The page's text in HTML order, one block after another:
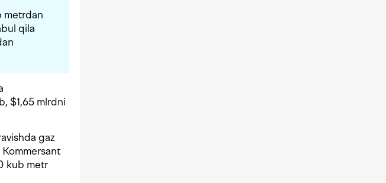
metrdan
qila
$1,65 mlrdni
gaz
kub metr